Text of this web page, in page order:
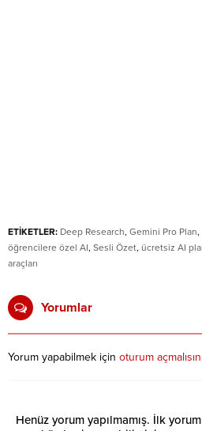
ETİKETLER: Deep Research, Gemini Pro Plan,
öğrencilere özel AI, Sesli Özet, ücretsiz AI
araçları
Yorumlar
Yorum yapabilmek için oturum
Henüz yorum yapılmamış. İlk